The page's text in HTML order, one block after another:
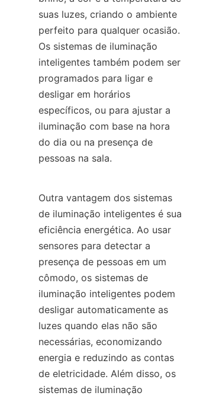
suas luzes, criando o ambiente
perfeito para qualquer ocasião.
Os sistemas de iluminação
inteligentes também podem ser
programados para ligar e
desligar em horários
específicos, ou para ajustar a
iluminação com base na hora
do dia ou na presença de
pessoas na sala.
Outra vantagem dos sistemas
de iluminação inteligentes é sua
eficiência energética. Ao usar
sensores para detectar a
presença de pessoas em um
cômodo, os sistemas de
iluminação inteligentes podem
desligar automaticamente as
luzes quando elas não são
necessárias, economizando
energia e reduzindo as contas
de eletricidade. Além disso, os
sistemas de iluminação